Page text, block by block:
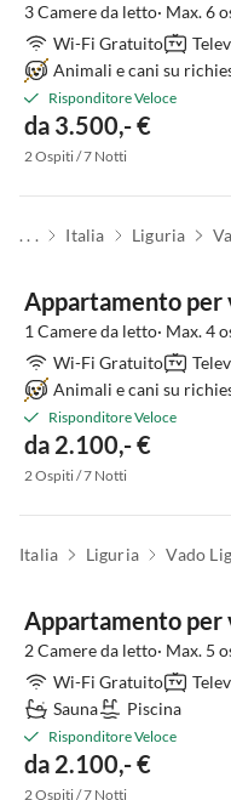
3 Camere da letto· Max. 6
Wi-Fi Gratuito
Animali e cani su
Risponditore Veloce
da 3.500,- €
2 Ospiti / 7 Notti
. . . Italia Liguria
Appartamento per
1 Camere da letto· Max. 4
Wi-Fi Gratuito
Animali e cani su
Risponditore Veloce
da 2.100,- €
2 Ospiti / 7 Notti
Italia Liguria Vado
Appartamento per
2 Camere da letto· Max. 5
Wi-Fi Gratuito
Sauna
Piscina
Risponditore Veloce
da 2.100,- €
2 Ospiti / 7 Notti